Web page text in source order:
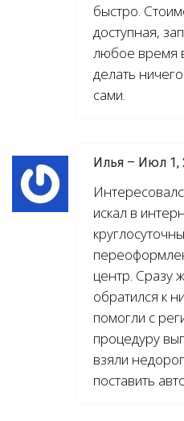
быстро.
доступная,
любое время
делать
сами.
Илья – Июл 1,
искал в
центр. Сразу
обратился к
помогли с
процедуру
взяли
поставить